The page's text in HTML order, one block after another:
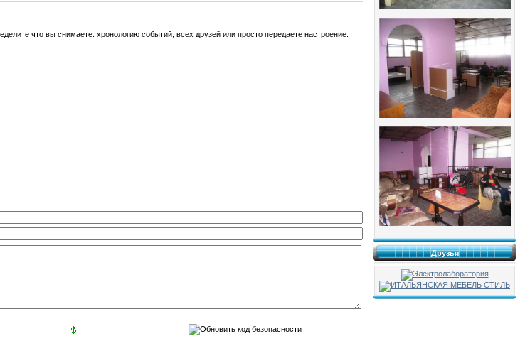
что вы снимаете: хронологию событий, всех друзей или просто передаете настроение.
Друзья